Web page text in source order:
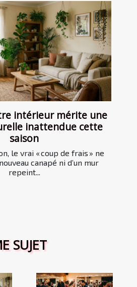
intérieur mérite une
inattendue cette
saison
le vrai « coup de frais » ne
canapé ni d’un mur
repeint...
SUJET